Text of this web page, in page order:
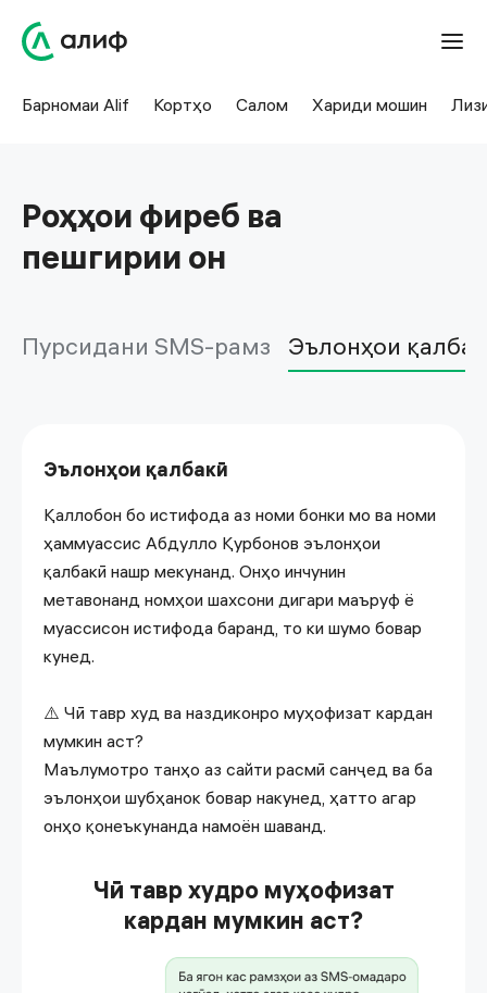
Барномаи Alif Кортҳо Салом Хариди мошин
Роҳҳои фиреб ва
пешгирии он
Пурсидани SMS-рамз Эълонҳои
Эълонҳои қалбакӣ
Қаллобон бо истифода аз номи бонки мо ва номи
ҳаммуассис Абдулло Қурбонов эълонҳои
қалбакӣ нашр мекунанд. Онҳо инчунин
метавонанд номҳои шахсони дигари маъруф ё
муассисон истифода баранд, то ки шумо бовар
кунед.
⚠️ Чӣ тавр худ ва наздиконро муҳофизат кардан
мумкин аст?
Маълумотро танҳо аз сайти расмӣ санҷед ва ба
эълонҳои шубҳанок бовар накунед, ҳатто агар
онҳо қонеъкунанда намоён шаванд.
Чӣ тавр худро муҳофизат
кардан мумкин аст?